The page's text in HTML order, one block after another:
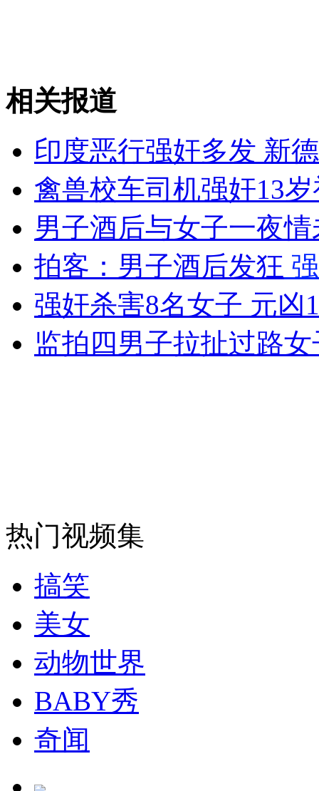
山西运城恶犬咬伤多人 警民合力深夜将其击毙
女孩北京地铁殴打老人 痛下狠手拳打脚踢
无痛分娩是否安全 医生回应
外交部：反对强权政治霸凌主义
外交部：有关国家言论片面不公正
消防员救轻生者 花炮节热闹非凡
司机酒驾遇交警 急速倒车逃窜
相关报道
印度恶行强奸多发 新
禽兽校车司机强奸13
男子酒后与女子一夜
拍客：男子酒后发狂
强奸杀害8名女子 元凶
监拍四男子拉扯过路
热门视频集
搞笑
美女
动物世界
BABY秀
奇闻